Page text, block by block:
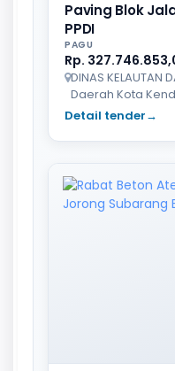
Paving Blok
PPDI
PAGU
Rp.
DINAS KELAUTAN
Daerah Kota
Detail tender→